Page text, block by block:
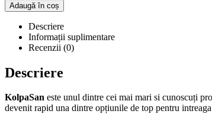
Adaugă în coș
Descriere
Informații suplimentare
Recenzii (0)
Descriere
KolpaSan este unul dintre cei mai mari si cunoscuți
devenit rapid una dintre opțiunile de top pentru